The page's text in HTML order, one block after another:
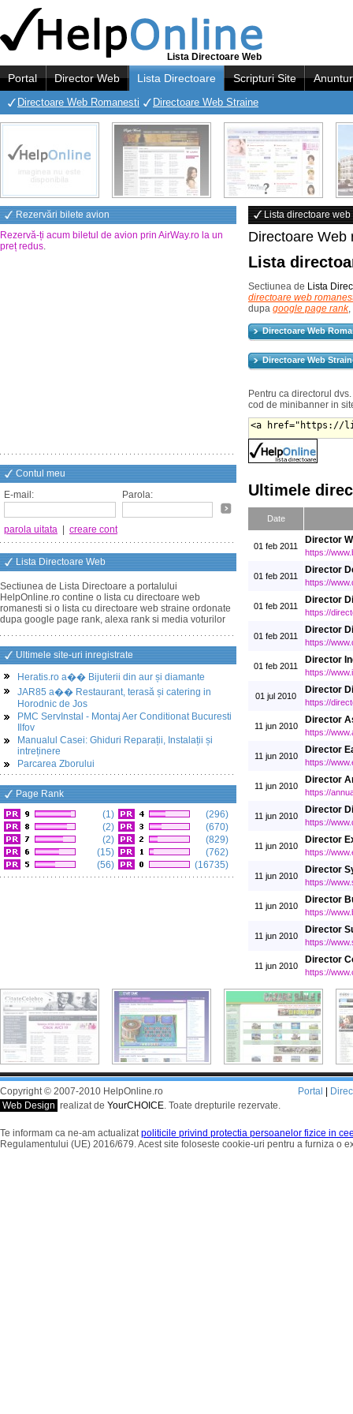
Lista Directoare Web
Portal Director Web Lista Directoare Scripturi Site
Directoare Web Romanesti Directoare Web Straine
Rezervări bilete avion
Rezervă-ți acum biletul de avion prin AirWay.ro la un
preț redus.
Contul meu
E-mail:
Parola:
parola uitata creare cont
Lista Directoare Web
Sectiunea de Lista Directoare a portalului
HelpOnline.ro contine o lista cu directoare web
romanesti si o lista cu directoare web straine ordonate
dupa google page rank, alexa rank si media voturilor
Ultimele site-uri inregistrate
Heratis.ro a�� Bijuterii din aur și diamante
JAR85 a�� Restaurant, terasă și catering in
Horodnic de Jos
PMC ServInstal - Montaj Aer Conditionat Bucuresti
Ilfov
Manualul Casei: Ghiduri Reparații, Instalații și
intreținere
Parcarea Zborului
Page Rank
(1)
(2)
(2)
(15)
(56)
(296)
(670)
(829)
(762)
(16735)
Lista directoare web
Directoare Web
Lista
Sectiunea de Lista
directoare web
dupa google page rank,
Directoare Web
Directoare Web
Pentru ca directorul
cod de minibanner in
Ultimele
Date
01 feb 2011
Director
https://
01 feb 2011
Director
https://
01 feb 2011
Director
https://
01 feb 2011
Director
https://
01 feb 2011
Director
https://
01 jul 2010
Director
https://
11 jun 2010
Director
https://
11 jun 2010
Director
https://
11 jun 2010
Director
https://
11 jun 2010
Director
https://
11 jun 2010
Director
https://
11 jun 2010
Director
https://
11 jun 2010
Director
https://
11 jun 2010
Director
https://
11 jun 2010
Director
https://
Copyright © 2007-2010 HelpOnline.ro
Web Design realizat de YourCHOICE. Toate drepturile rezervate.
Portal
Te informam ca ne-am actualizatpoliticile privind protectia persoanelor fizice in
Regulamentului (UE) 2016/679. Acest site foloseste cookie-uri pentru a furniza o